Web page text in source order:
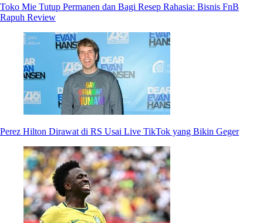
Toko Mie Tutup Permanen dan Bagi Resep Rahasia: Bisnis FnB
Rapuh Review
Perez Hilton Dirawat di RS Usai Live TikTok yang Bikin Geger